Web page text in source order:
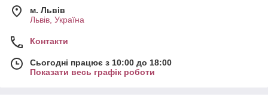
м. Львів
Львів, Україна
Контакти
Сьогодні працює з 10:00 до 18:00
Показати весь графік роботи